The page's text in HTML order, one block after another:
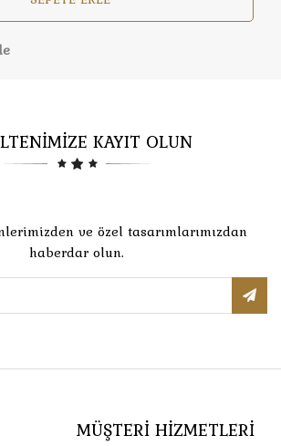
KAYIT OLUN
ve özel tasarımlarımızdan
haberdar olun.
MÜŞTERI HIZMETLERI